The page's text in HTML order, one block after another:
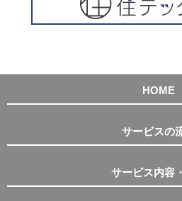
HOME
サービスの
サービス内容